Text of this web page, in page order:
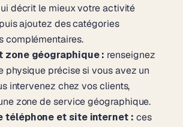
décrit le mieux votre activité
ajoutez des catégories
complémentaires.
zone géographique : renseignez
physique précise si vous avez un
intervenez chez vos clients,
zone de service géographique.
téléphone et site internet : ces